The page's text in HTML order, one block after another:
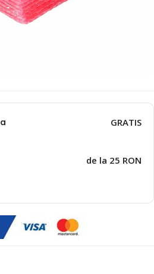
GRATIS
de la 25 RON